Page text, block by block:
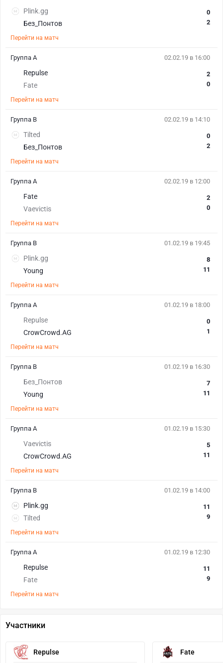
Plink.gg
Без_Понтов
0
2
Перейти на матч
02.02.19 в 16:00
Repulse
Fate
2
0
Перейти на матч
Группа A
02.02.19 в 14:10
Tilted
Без_Понтов
0
2
Перейти на матч
Группа B
02.02.19 в 12:00
Fate
Vaevictis
2
0
Перейти на матч
Группа A
01.02.19 в 19:45
Plink.gg
Young
8
11
Перейти на матч
Группа B
01.02.19 в 18:00
Repulse
CrowCrowd.AG
0
1
Перейти на матч
Группа A
01.02.19 в 16:30
Без_Понтов
Young
7
11
Перейти на матч
Группа B
01.02.19 в 15:30
Vaevictis
CrowCrowd.AG
5
11
Перейти на матч
Группа A
01.02.19 в 14:00
Plink.gg
Tilted
11
9
Перейти на матч
Группа B
01.02.19 в 12:30
Repulse
Fate
11
9
Перейти на матч
Группа A
Участники
Repulse Fate